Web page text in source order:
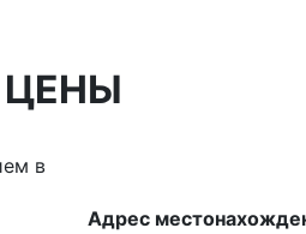
ЦЕНЫ
в
Адрес